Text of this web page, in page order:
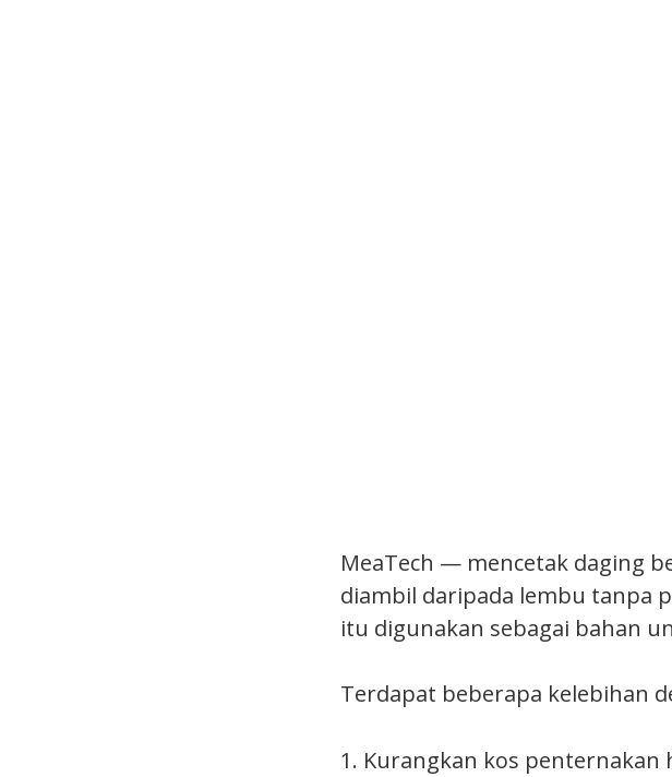
MeaTech — mencetak daging
diambil daripada lembu tanpa
itu digunakan sebagai bahan
Terdapat beberapa kelebihan
1. Kurangkan kos